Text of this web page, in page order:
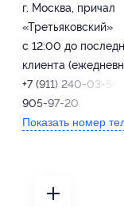
г. Москва, причал
«Третьяковский»
с 12:00 до
клиента
+7 (911) 240-03-56,
905-97-20
Показать номер